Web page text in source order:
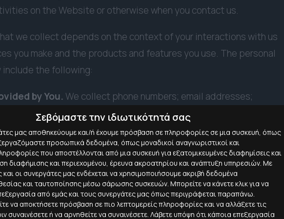
Σεβόμαστε την ιδιωτικότητά σας
μας αποθηκεύουμε και/ή έχουμε πρόσβαση σε πληροφορίες σε μια συσκευή, όπως
προσωπικά δεδομένα, όπως μοναδικοί αναγνωριστικοί και
που αποστέλλονται από μια συσκευή για εξατομικευμένες διαφημίσεις και
διαφήμισης και περιεχομένου, έρευνα ακροατηρίου και ανάπτυξη υπηρεσιών. Με
και οι συνεργάτες μας ενδέχεται να χρησιμοποιήσουμε ακριβή δεδομένα
και ταυτοποίησης μέσω σάρωσης συσκευών. Μπορείτε να κάνετε κλικ για να
από εμάς και τους συνεργάτες μας όπως περιγράφεται παραπάνω.
να αποκτήσετε πρόσβαση σε πιο λεπτομερείς πληροφορίες και να αλλάξετε τις
συναινέσετε ή να αρνηθείτε να συναινέσετε. Λάβετε υπόψη ότι κάποια επεξεργασία
on the Website or otherwise when you contact us.
we collect depends on the context of your interactions with us
you make and the products and features you use. The personal
the following:
by You.We collect phone numbers; email addresses;
preferences; passwords; usernames; mailing addresses;
data necessary to process your payment if you make purchases,
number (such as a credit card number), and the security code
instrument. All payment data is stored by paypal and
their privacy notice link(s) here: